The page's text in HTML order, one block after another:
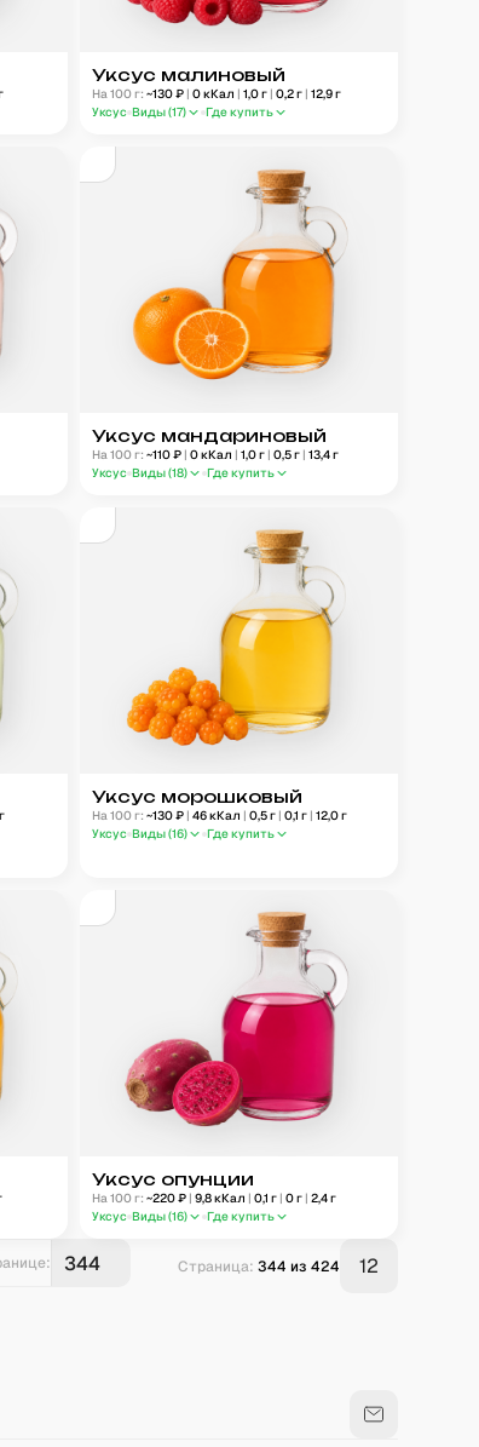
Уксус малиновый
На 100 г: ~130₽ | 0кКал | 1,0г | 0,2г | 12,9г
Уксус Виды (17) Где купить
Уксус мандариновый
На 100 г: ~110₽ | 0кКал | 1,0г | 0,5г | 13,4г
Уксус Виды (18) Где купить
г
Уксус морошковый
На 100 г: ~130₽ | 46кКал | 0,5г | 0,1 г | 12,0г
Уксус Виды (16) Где купить
Уксус опунции
На 100 г: ~220₽ | 9,8кКал | 0,1 г | 0г | 2,4г
Уксус Виды (16) Где купить
Страница: 344 из 424 12